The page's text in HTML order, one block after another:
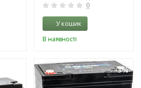
0
У кошик
В наявності
-3%